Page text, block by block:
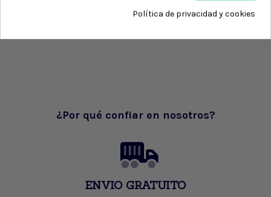
¿Por qué confiar en nosotros?
ENVIO GRATUITO
Política de privacidad y cookies